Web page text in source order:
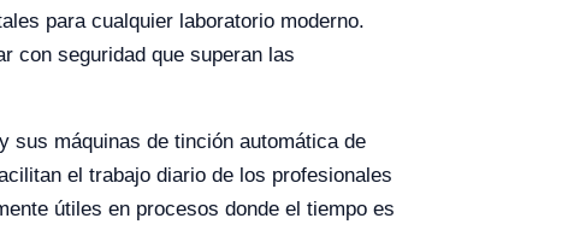
para cualquier laboratorio moderno.
con seguridad que superan las
sus máquinas de tinción automática de
el trabajo diario de los profesionales
útiles en procesos donde el tiempo es